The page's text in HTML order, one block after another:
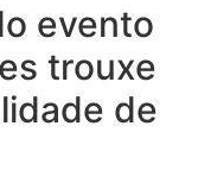
evento
trouxe
de